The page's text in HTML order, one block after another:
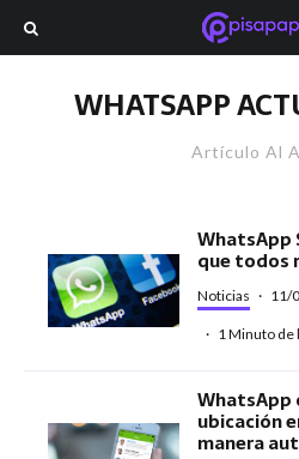
WHATSAPP
Artículo Al
WhatsApp
que todos
Noticias · 11/
· 1 Minuto de
ubicación
manera